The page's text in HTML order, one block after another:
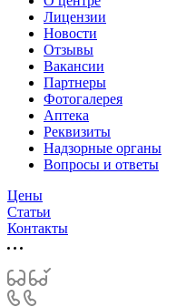
Лицензии
Новости
Отзывы
Вакансии
Партнеры
Фотогалерея
Аптека
Реквизиты
Надзорные органы
Вопросы и ответы
Цены
Статьи
Контакты